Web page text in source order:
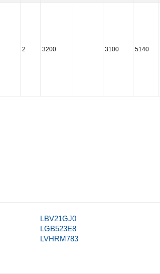
2 3200 3100 5140
LBV21GJ0
LGB523E8
LVHRM783